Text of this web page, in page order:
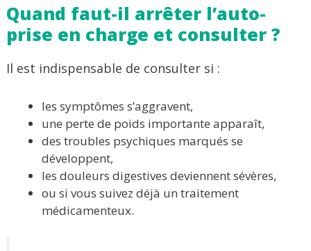
Quand faut-il arrêter l’auto-
prise en charge et consulter ?
Il est indispensable de consulter si :
les symptômes s’aggravent,
une perte de poids importante apparaît,
des troubles psychiques marqués se
développent,
les douleurs digestives deviennent sévères,
ou si vous suivez déjà un traitement
médicamenteux.